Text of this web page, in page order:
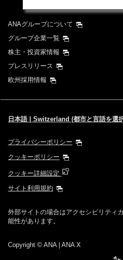
ANAグループについて
グループ企業一覧
株主・投資家情報
プレスリリース
欧州採用情報
日本語 | Switzerland (都市と言語を選
プライバシーポリシー
クッキーポリシー
クッキー詳細設定
サイト利用規約
外部サイトの場合はアクセシビリティ
能性があります。
Copyright © ANA | ANA X